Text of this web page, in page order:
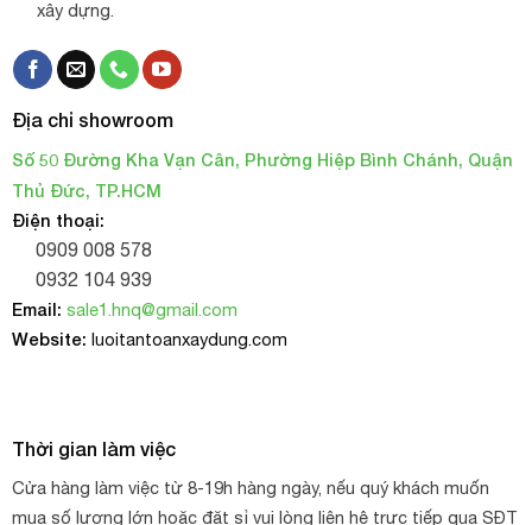
xây dựng.
Địa chỉ showroom
Số 50 Đường Kha Vạn Cân, Phường Hiệp Bình Chánh, Quận
Thủ Đức, TP.HCM
Điện thoại:
0909 008 578
0932 104 939
Email: sale1.hnq@gmail.com
Website: luoitantoanxaydung.com
Thời gian làm việc
Cửa hàng làm việc từ 8-19h hàng ngày, nếu quý khách muốn
mua số lượng lớn hoặc đặt sỉ vui lòng liên hệ trực tiếp qua SĐT